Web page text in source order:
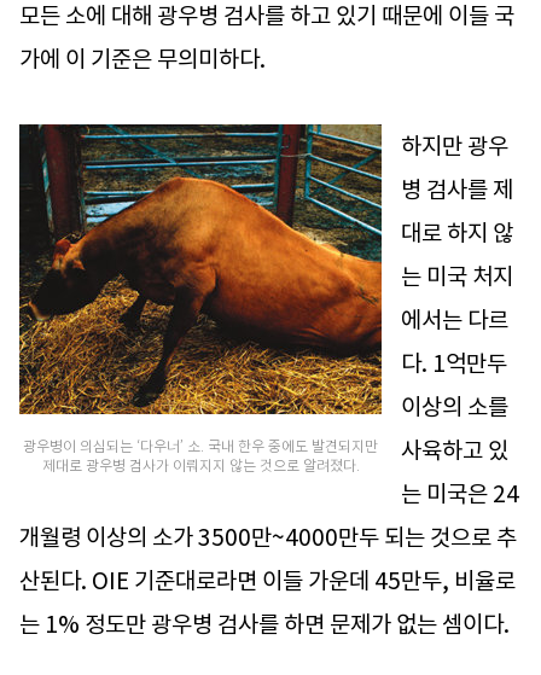
모든 소에 대해 광우병 검사를 하고 있기 때문에 이들 국
가에 이 기준은 무의미하다.
광우병이 의심되는 ‘다우너’ 소. 국내 한우 중에도 발견되지만
제대로 광우병 검사가 이뤄지지 않는 것으로 알려졌다.
하지만 광우
병 검사를 제
대로 하지 않
는 미국 처지
에서는 다르
다. 1억만두
이상의 소를
사육하고 있
는 미국은 24
개월령 이상의 소가 3500만~4000만두 되는 것으로 추
산된다. OIE 기준대로라면 이들 가운데 45만두, 비율로
는 1% 정도만 광우병 검사를 하면 문제가 없는 셈이다.